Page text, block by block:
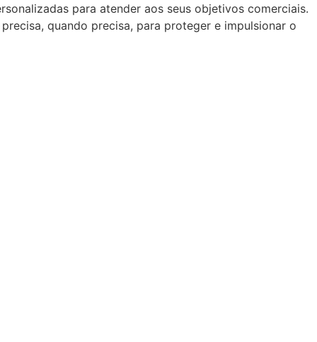
para atender aos seus objetivos comerciais.
quando precisa, para proteger e impulsionar o